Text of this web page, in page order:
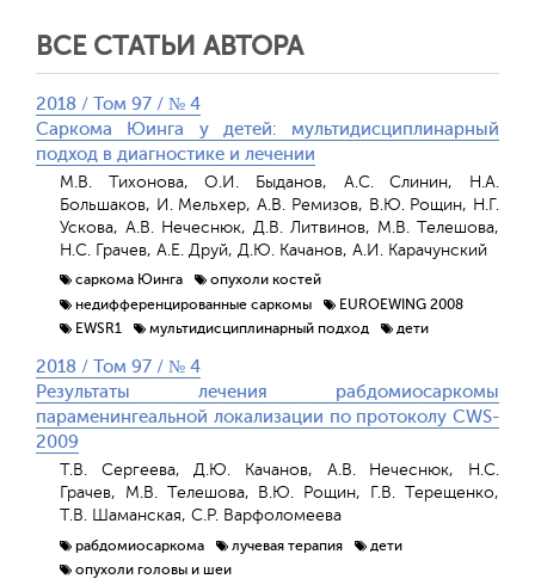
ВСЕ СТАТЬИ АВТОРА
2018 / Том 97 / № 4
Саркома Юинга у детей: мультидисциплинарный
подход в диагностике и лечении
М.В. Тихонова, О.И. Быданов, А.С. Слинин, Н.А.
Большаков, И. Мельхер, А.В. Ремизов, В.Ю. Рощин, Н.Г.
Ускова, А.В. Нечеснюк, Д.В. Литвинов, М.В. Телешова,
Н.С. Грачев, А.Е. Друй, Д.Ю. Качанов, А.И. Карачунский
саркома Юинга
опухоли костей
недифференцированные саркомы
EUROEWING 2008
EWSR1
мультидисциплинарный подход дети
2018 / Том 97 / № 4
Результаты лечения рабдомиосаркомы
параменингеальной локализации по протоколу CWS-
2009
Т.В. Cергеева, Д.Ю. Качанов, А.В. Нечеснюк, Н.С.
Грачев, М.В. Телешова, В.Ю. Рощин, Г.В. Терещенко,
Т.В. Шаманская, С.Р. Варфоломеева
рабдомиосаркома лучевая терапия
дети
опухоли головы и шеи